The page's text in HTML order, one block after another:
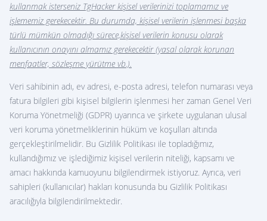
kullanmak isterseniz TgHacker kişisel verilerinizi toplamamız ve
işlememiz gerekecektir. Bu durumda, kişisel verilerin işlenmesi başka
türlü mümkün olmadığı sürece,kişisel verilerin konusu olarak
kullanıcının onayını almamız gerekecektir (yasal olarak korunan
menfaatler, sözleşme yürütme vb.).
Veri sahibinin adı, ev adresi, e-posta adresi, telefon numarası veya
fatura bilgileri gibi kişisel bilgilerin işlenmesi her zaman Genel Veri
Koruma Yönetmeliği (GDPR) uyarınca ve şirkete uygulanan ulusal
veri koruma yönetmeliklerinin hüküm ve koşulları altında
gerçekleştirilmelidir. Bu Gizlilik Politikası ile topladığımız,
kullandığımız ve işlediğimiz kişisel verilerin niteliği, kapsamı ve
amacı hakkında kamuoyunu bilgilendirmek istiyoruz. Ayrıca, veri
sahipleri (kullanıcılar) hakları konusunda bu Gizlilik Politikası
aracılığıyla bilgilendirilmektedir.